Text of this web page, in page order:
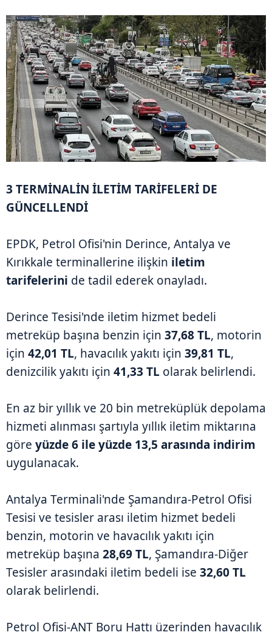
3 TERMİNALİN İLETİM TARİFELERİ DE
GÜNCELLENDİ
EPDK, Petrol Ofisi'nin Derince, Antalya ve
Kırıkkale terminallerine ilişkin iletim
tarifelerini de tadil ederek onayladı.
Derince Tesisi'nde iletim hizmet bedeli
metreküp başına benzin için 37,68 TL, motorin
için 42,01 TL, havacılık yakıtı için 39,81 TL,
denizcilik yakıtı için 41,33 TL olarak belirlendi.
En az bir yıllık ve 20 bin metreküplük depolama
hizmeti alınması şartıyla yıllık iletim miktarına
göre yüzde 6 ile yüzde 13,5 arasında indirim
uygulanacak.
Antalya Terminali'nde Şamandıra-Petrol Ofisi
Tesisi ve tesisler arası iletim hizmet bedeli
benzin, motorin ve havacılık yakıtı için
metreküp başına 28,69 TL, Şamandıra-Diğer
Tesisler arasındaki iletim bedeli ise 32,60 TL
olarak belirlendi.
Petrol Ofisi-ANT Boru Hattı üzerinden havacılık